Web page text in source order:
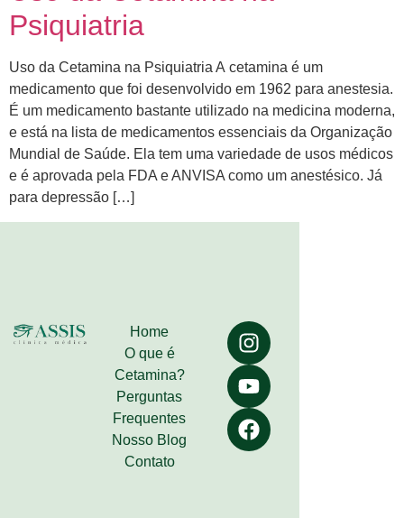
Psiquiatria
Uso da Cetamina na Psiquiatria A cetamina é um
medicamento que foi desenvolvido em 1962 para anestesia.
É um medicamento bastante utilizado na medicina moderna,
e está na lista de medicamentos essenciais da Organização
Mundial de Saúde. Ela tem uma variedade de usos médicos
e é aprovada pela FDA e ANVISA como um anestésico. Já
para depressão […]
Home
O que é
Cetamina?
Perguntas
Frequentes
Nosso Blog
Contato